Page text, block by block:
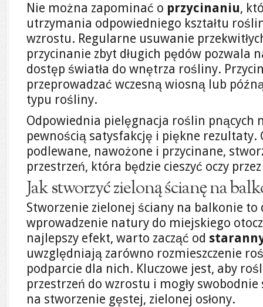
Nie można zapominać o przycinaniu,
utrzymania odpowiedniego kształtu
wzrostu. Regularne usuwanie
przycinanie zbyt długich pędów pozwala
dostęp światła do wnętrza rośliny.
przeprowadzać wczesną wiosną lub
typu rośliny.
Odpowiednia pielęgnacja roślin pnących
pewnością satysfakcję i piękne rezultaty.
podlewane, nawożone i przycinane,
przestrzeń, która będzie cieszyć oczy przez
Jak stworzyć zieloną ścianę na
Stworzenie zielonej ściany na balkonie to
wprowadzenie natury do miejskiego
najlepszy efekt, warto zacząć od
uwzględniają zarówno rozmieszczenie
podparcie dla nich. Kluczowe jest, aby
przestrzeń do wzrostu i mogły
na stworzenie gęstej, zielonej osłony.